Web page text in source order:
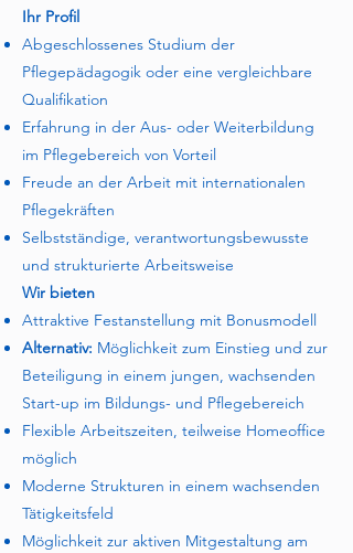
Ihr Profil
Abgeschlossenes Studium der
Pflegepädagogik oder eine vergleichbare
Qualifikation
Erfahrung in der Aus- oder Weiterbildung
im Pflegebereich von Vorteil
Freude an der Arbeit mit internationalen
Pflegekräften
Selbstständige, verantwortungsbewusste
und strukturierte Arbeitsweise
Wir bieten
Attraktive Festanstellung mit Bonusmodell
Alternativ: Möglichkeit zum Einstieg und zur
Beteiligung in einem jungen, wachsenden
Start-up im Bildungs- und Pflegebereich
Flexible Arbeitszeiten, teilweise Homeoffice
möglich
Moderne Strukturen in einem wachsenden
Tätigkeitsfeld
Möglichkeit zur aktiven Mitgestaltung am